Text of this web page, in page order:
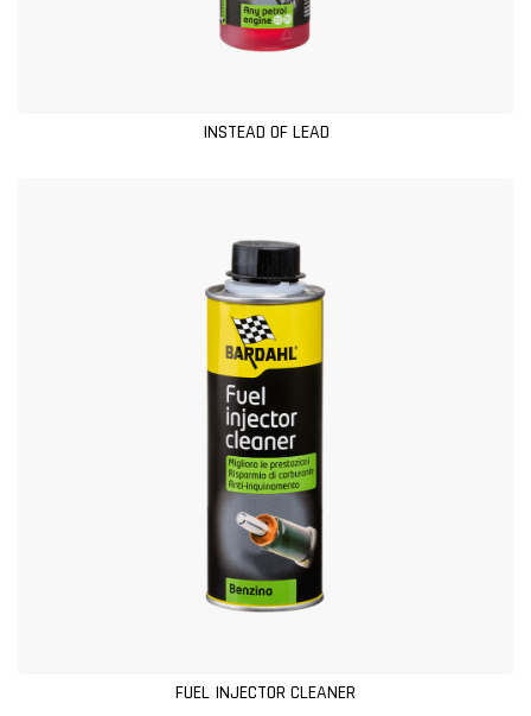
INSTEAD OF LEAD
FUEL INJECTOR CLEANER